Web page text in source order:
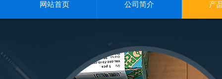
网站首页 公司简介 产